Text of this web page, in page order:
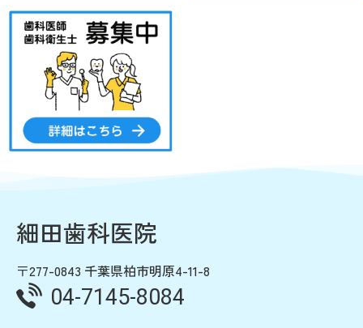
細田歯科医院
〒277-0843 千葉県柏市明原4-11-8
04-7145-8084